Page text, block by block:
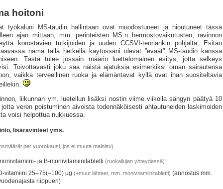
hoitoni
työkaluni MS-taudin hallintaan ovat muodostuneet ja hioutuneet tässä
ajan mittaan, mm. perinteisten MS:n hermosto­vaikutusten, ravinnon
korostavien tutkijoiden ja uuden CCSVI-teoriankin pohjalta. Esitän
nämä tällä hetkellä käytössäni olevat ”eväät” MS-taudin kanssa
Tästä tulee jossain määrin luettelomainen esitys, jotta selkeys
Toivottavasti joku saa näistä ajatuksia esimerkiksi oman sairautensa
vaikka terveellinen ruoka ja elämäntavat kyllä ovat ihan suositeltavia
liikunnan ym. luetellun lisäksi nostin viime viikolla sängyn päätyä 10
veren poistuminen aivoista todennäköisesti ahtautuneiden laskimoiden
voisi helpottua nukkuessa.
lisäravinteet yms.
per vuorokausi, jos ei muuta mainittu)
ja B-monivitamiinitabletti (ruokailujen yhteydessä)
vitamiini 25–75(–100) µg (+muut lähteet, mm. monivitamiinitabletti) (annostus mm.
riippuen)